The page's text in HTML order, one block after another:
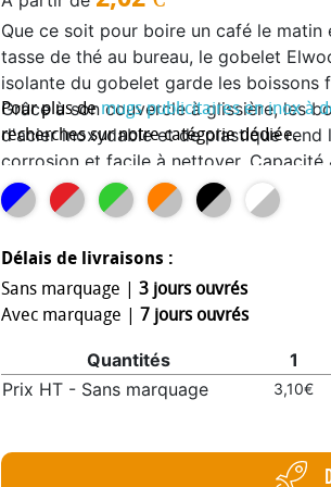
Que ce soit pour boire un café le
tasse de thé au bureau, le gobelet
isolante du gobelet garde les boissons
Grâce à son couvercle à glissière, les
d'acier inoxydable et de plastique
corrosion et facile à nettoyer. Capacité
Pour plus demugs publicitaires en inox à
recherches sur notre catégorie dédiée.
Délais de livraisons :
Sans marquage | 3 jours ouvrés
Avec marquage | 7 jours ouvrés
Quantités
1
Prix HT - Sans marquage
3,10€